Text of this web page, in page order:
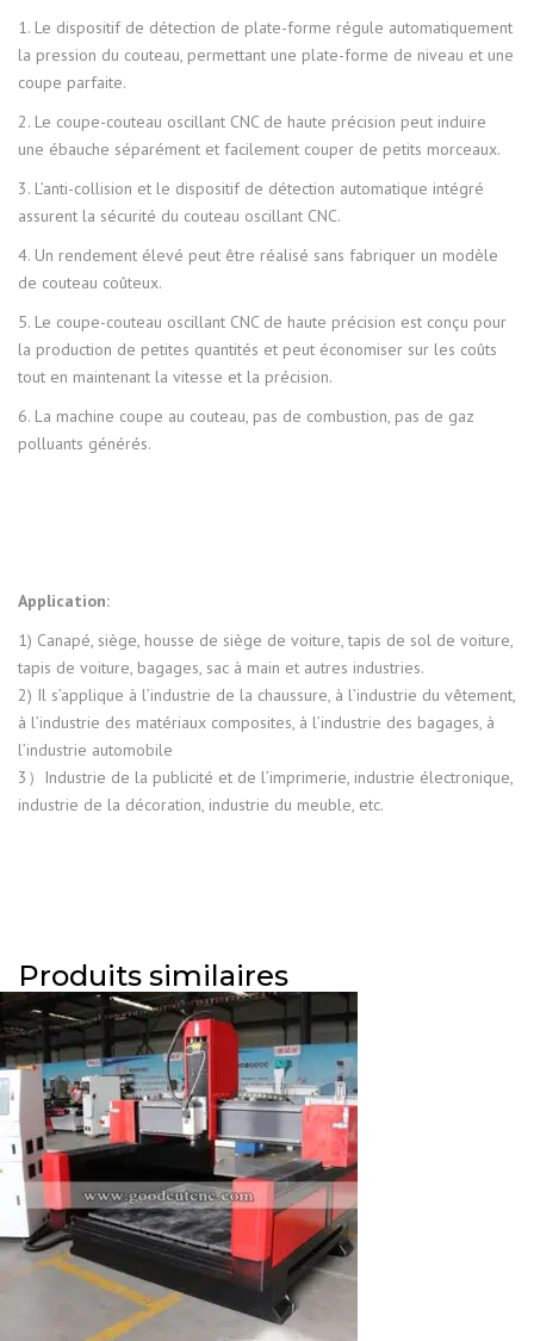
1. Le dispositif de détection de plate-forme régule automatiquement
la pression du couteau, permettant une plate-forme de niveau et une
coupe parfaite.
2. Le coupe-couteau oscillant CNC de haute précision peut induire
une ébauche séparément et facilement couper de petits morceaux.
3. L’anti-collision et le dispositif de détection automatique intégré
assurent la sécurité du couteau oscillant CNC.
4. Un rendement élevé peut être réalisé sans fabriquer un modèle
de couteau coûteux.
5. Le coupe-couteau oscillant CNC de haute précision est conçu pour
la production de petites quantités et peut économiser sur les coûts
tout en maintenant la vitesse et la précision.
6. La machine coupe au couteau, pas de combustion, pas de gaz
polluants générés.
Application:
1) Canapé, siège, housse de siège de voiture, tapis de sol de voiture,
tapis de voiture, bagages, sac à main et autres industries.
2) Il s’applique à l’industrie de la chaussure, à l’industrie du vêtement,
à l’industrie des matériaux composites, à l’industrie des bagages, à
l’industrie automobile
3）Industrie de la publicité et de l’imprimerie, industrie électronique,
industrie de la décoration, industrie du meuble, etc.
Produits similaires